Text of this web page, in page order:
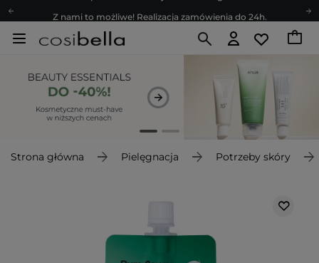
Poleć nas i zyskaj jeszcze więcej punktów
Bezpłatne konsultacje kosmetologiczne
Z nami to możliwe! Realizacja zamówienia do 24h.
Poleć nas i zyskaj jeszcze więcej punktów
Zapisz się na newsletter pełen porad
Strona główna Pielęgnacja Potrzeby skóry